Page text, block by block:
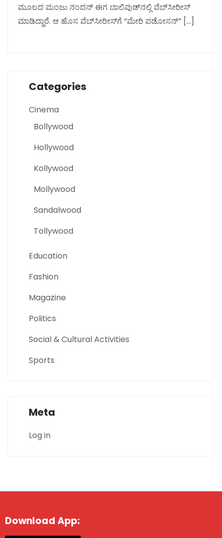
ಮೂಲದ ಮಂಜು ನಂದನ್‌ ಈಗ ಬಾಲಿವುಡ್‌ನಲ್ಲಿ ವೆಬ್‌ಸೀರೀಸ್‌
ಮಾಡಿದ್ದಾರೆ. ಆ ಹೊಸ ವೆಬ್‌ಸೀರೀಸ್‌ಗೆ “ಮೇರಿ ಪಡೋಸನ್”‌ […]
Categories
Cinema
Bollywood
Hollywood
Kollywood
Mollywood
Sandalwood
Tollywood
Education
Fashion
Magazine
Politics
Social & Cultural Activities
Sports
Meta
Log in
Download App: